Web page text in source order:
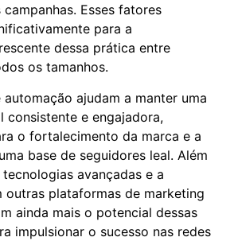
Esses fatores
para a
dessa prática entre
os tamanhos.
automação ajudam a manter uma
consistente e engajadora,
o fortalecimento da marca e a
base de seguidores leal. Além
avançadas e a
outras plataformas de marketing
ainda mais o potencial dessas
impulsionar o sucesso nas redes